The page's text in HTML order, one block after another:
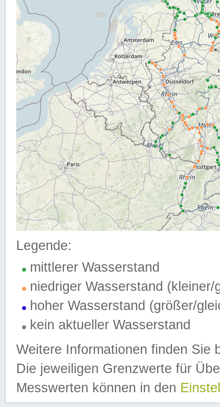
Legende:
mittlerer Wasserstand
niedriger Wasserstand (kleiner/
hoher Wasserstand (größer/
kein aktueller Wasserstand
Weitere Informationen finden Sie
Die jeweiligen Grenzwerte für
Messwerten können in den